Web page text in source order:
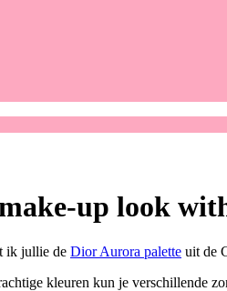
up look
ik jullie de Dior Aurora palette uit de
kleuren kun je verschillende